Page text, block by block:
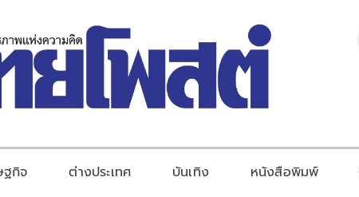
ฐกิจ ต่างประเทศ บันเทิง หนังสือพิมพ์